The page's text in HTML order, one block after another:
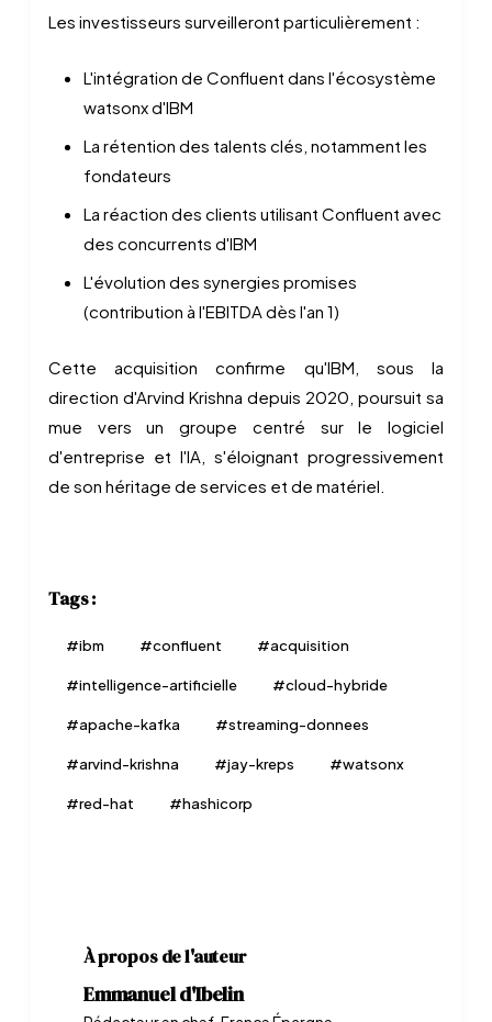
Les investisseurs surveilleront particulièrement :
L'intégration de Confluent dans l'écosystème
watsonx d'IBM
La rétention des talents clés, notamment les
fondateurs
La réaction des clients utilisant Confluent avec
des concurrents d'IBM
L'évolution des synergies promises
(contribution à l'EBITDA dès l'an 1)
Cette acquisition confirme qu'IBM, sous la
direction d'Arvind Krishna depuis 2020, poursuit sa
mue vers un groupe centré sur le logiciel
d'entreprise et l'IA, s'éloignant progressivement
de son héritage de services et de matériel.
Tags :
#ibm #confluent #acquisition
#intelligence-artificielle #cloud-hybride
#apache-kafka #streaming-donnees
#arvind-krishna #jay-kreps #watsonx
#red-hat #hashicorp
À propos de l'auteur
Emmanuel d'Ibelin